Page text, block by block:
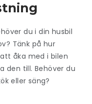
du i din husbil
Tänk på hur
åka med i bilen
den till. Behöver du
eller säng?